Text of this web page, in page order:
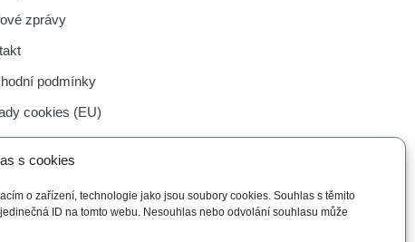
s cookies
o zařízení, technologie jako jsou soubory cookies. Souhlas s těmito
ID na tomto webu. Nesouhlas nebo odvolání souhlasu může
zprávy
podmínky
cookies (EU)